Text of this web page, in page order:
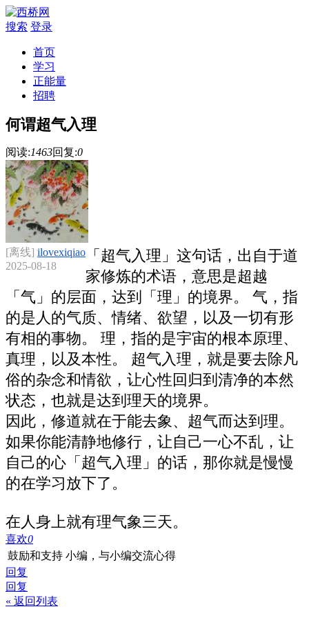
搜索 登录
首页
学习
正能量
招聘
何谓超气入理
阅读:1463回复:0
[离线] ilovexiqiao
2025-08-18
「超气入理」这句话，出自于道
家修炼的术语，意思是超越
「气」的层面，达到「理」的境界。 气，指
的是人的气质、情绪、欲望，以及一切有形
有相的事物。 理，指的是宇宙的根本原理、
真理，以及本性。 超气入理，就是要去除凡
俗的杂念和情欲，让心性回归到清净的本然
状态，也就是达到理天的境界。
因此，修道就在于能去象、超气而达到理。
如果你能清静地修行，让自己一心不乱，让
自己的心「超气入理」的话，那你就是慢慢
的在学习放下了。
在人身上就有理气象三天。
喜欢0
鼓励和支持 小编，与小编交流心得
回复
回复
« 返回列表